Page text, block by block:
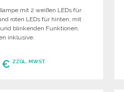
mit 2 weißen LEDs für
roten LEDs für hinten, mit
blinkenden Funktionen,
inklusive.
€ ZZGL. MWST.